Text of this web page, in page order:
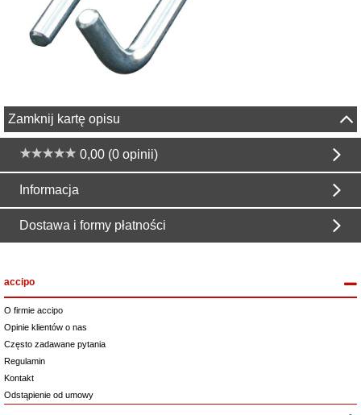
Zamknij kartę opisu
0,00 (0 opinii)
Informacja
Dostawa i formy płatności
accipo
O firmie accipo
Opinie klientów o nas
Często zadawane pytania
Regulamin
Kontakt
Odstąpienie od umowy